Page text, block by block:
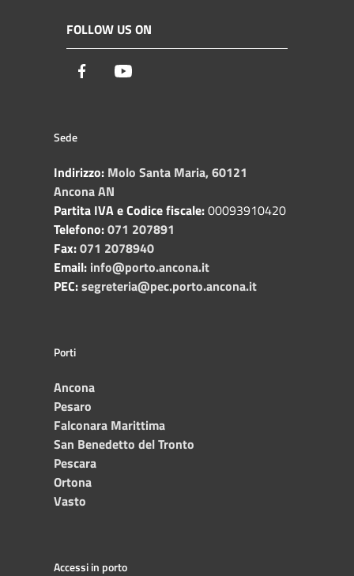
FOLLOW US ON
Facebook
Sede
Indirizzo: Molo Santa Maria, 60121
Ancona AN
Partita IVA e Codice fiscale:00093910420
Telefono:071 207891
Fax:071 2078940
Email: info@porto.ancona.it
PEC:segreteria@pec.porto.ancona.it
Porti
Ancona
Pesaro
Falconara Marittima
San Benedetto del Tronto
Pescara
Ortona
Vasto
Accessi in porto